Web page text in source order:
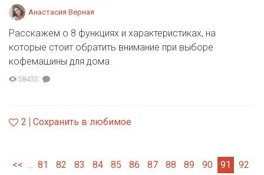
Анастасия Верная
Расскажем о 8 функциях и характеристиках, на
которые стоит обратить внимание при выборе
кофемашины для дома.
58433
2 Сохранить в любимое
<< ... 81 82 83 84 85 86 87 88 89 90 91
92